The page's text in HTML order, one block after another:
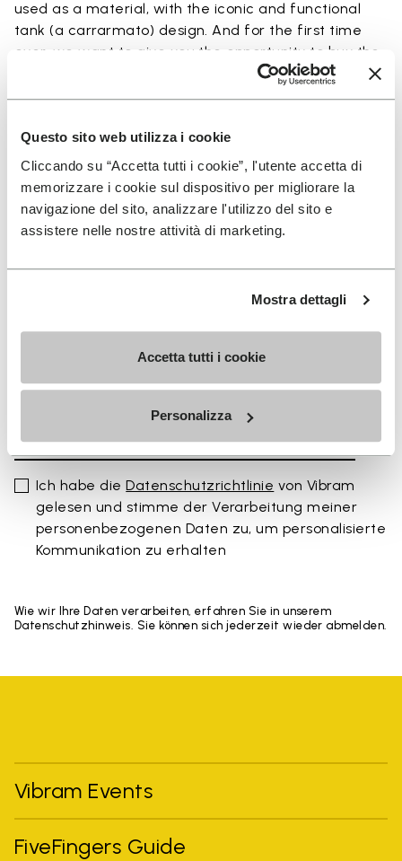
Questo sito web utilizza i cookie
Cliccando su “Accetta tutti i cookie”, l'utente accetta di
memorizzare i cookie sul dispositivo per migliorare la
navigazione del sito, analizzare l'utilizzo del sito e
assistere nelle nostre attività di marketing.
Mostra dettagli
Accetta tutti i cookie
Personalizza
used as a material, with the iconic and functional
tank (a carrarmato) design. And for the first time
ever, we want to give you the opportunity to buy the
sole in Ecostep Natural (>90% natural ingredient).
To have the soles installed onto your favorite pair
connect with the shoe repair shop closest to you.
MELDEN SIE SICH AN UND VERPASSEN SIE NICHT
UNSERE NEUESTEN ANGEBOTE
Ich habe dieDatenschutzrichtlinie von Vibram
gelesen und stimme der Verarbeitung meiner
personenbezogenen Daten zu, um personalisierte
Kommunikation zu erhalten
Wie wir Ihre Daten verarbeiten, erfahren Sie in unserem
Datenschutzhinweis. Sie können sich jederzeit wieder abmelden.
Vibram Events
FiveFingers Guide